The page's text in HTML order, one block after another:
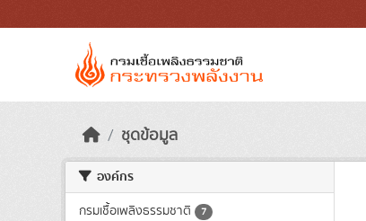
ชุดข้อมูล
องค์กร
กรมเชื้อเพลิงธรรมชาติ 7